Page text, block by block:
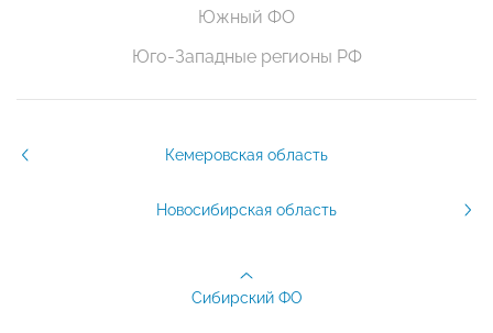
Южный ФО
Юго-Западные регионы РФ
Кемеровская область
Новосибирская область
Сибирский ФО